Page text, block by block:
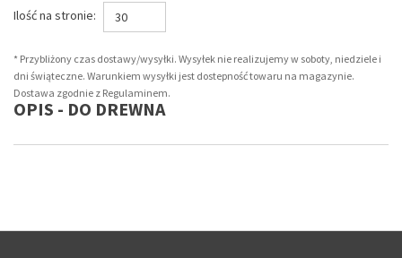
Ilość na stronie: 30
* Przybliżony czas dostawy/wysyłki. Wysyłek nie realizujemy w soboty, niedziele i
dni świąteczne. Warunkiem wysyłki jest dostepność towaru na magazynie.
Dostawa zgodnie z Regulaminem.
OPIS - DO DREWNA